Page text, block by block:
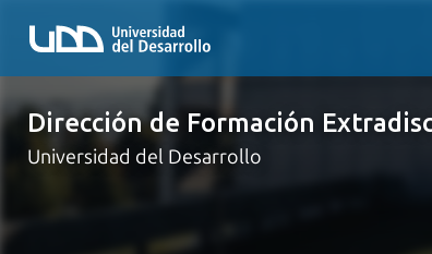
Dirección de Formación
Universidad del Desarrollo